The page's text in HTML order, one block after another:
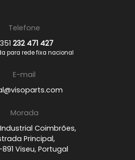
Telefone
232 471 427
para rede fixa nacional
E-mail
Morada
Coimbrões,
Principal,
Viseu, Portugal